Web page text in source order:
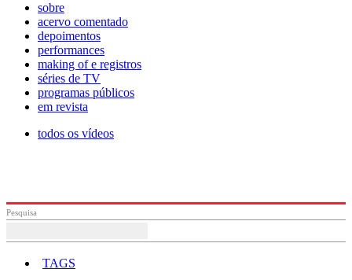
sobre
acervo comentado
depoimentos
performances
making of e registros
séries de TV
programas públicos
em revista
todos os vídeos
Pesquisa
TAGS